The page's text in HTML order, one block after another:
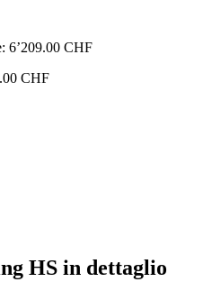
6’209.00 CHF
CHF
HS in dettaglio